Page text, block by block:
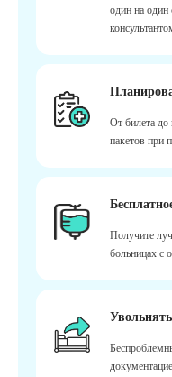
один на
От билета
пакетов при
Получите
больницах с
Увольнять